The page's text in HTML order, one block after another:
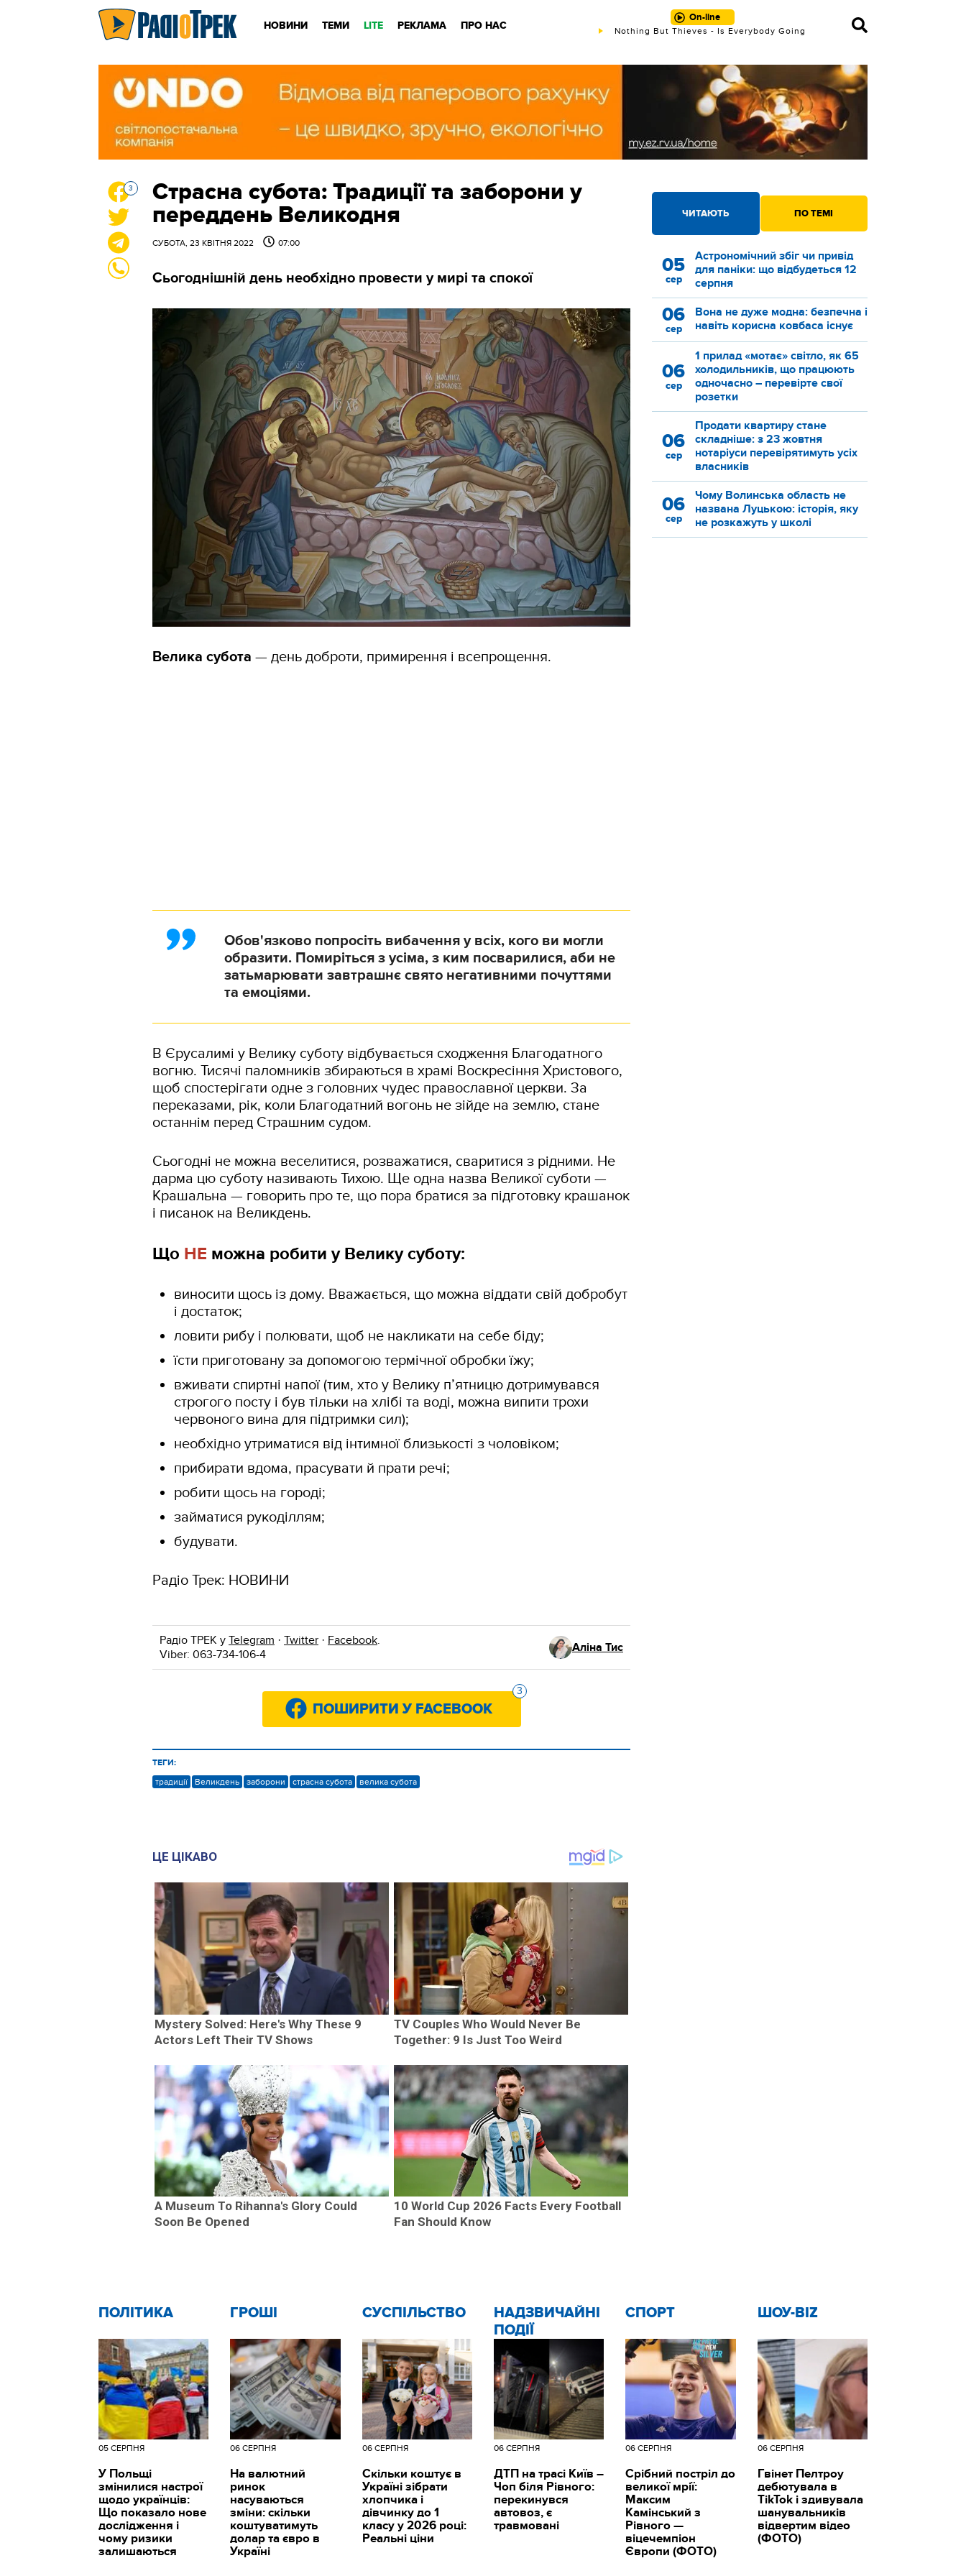
НОВИНИ ТЕМИ LITE РЕКЛАМА ПРО НАС
On-line
Nothing But Thieves - Is Everybody Going
3
Страсна субота: Традиції та заборони у
переддень Великодня
СУБОТА, 23 КВІТНЯ 2022 07:00
Сьогоднішній день необхідно провести у мирі та спокої
Велика субота — день доброти, примирення і всепрощення.
Обов'язково попросіть вибачення у всіх, кого ви могли
образити. Помиріться з усіма, з ким посварилися, аби не
затьмарювати завтрашнє свято негативними почуттями
та емоціями.
В Єрусалимі у Велику суботу відбувається сходження Благодатного
вогню. Тисячі паломників збираються в храмі Воскресіння Христового,
щоб спостерігати одне з головних чудес православної церкви. За
переказами, рік, коли Благодатний вогонь не зійде на землю, стане
останнім перед Страшним судом.
Сьогодні не можна веселитися, розважатися, сваритися з рідними. Не
дарма цю суботу називають Тихою. Ще одна назва Великої суботи —
Крашальна — говорить про те, що пора братися за підготовку крашанок
і писанок на Великдень.
Що НЕ можна робити у Велику суботу:
виносити щось із дому. Вважається, що можна віддати свій добробут
і достаток;
ловити рибу і полювати, щоб не накликати на себе біду;
їсти приготовану за допомогою термічної обробки їжу;
вживати спиртні напої (тим, хто у Велику п’ятницю дотримувався
строгого посту і був тільки на хлібі та воді, можна випити трохи
червоного вина для підтримки сил);
необхідно утриматися від інтимної близькості з чоловіком;
прибирати вдома, прасувати й прати речі;
робити щось на городі;
займатися рукоділлям;
будувати.
Радіо Трек: НОВИНИ
Радіо ТРЕК у Telegram · Twitter · Facebook.
Viber: 063-734-106-4
Аліна Тис
3
ПОШИРИТИ У FACEBOOK
ТЕГИ:
традиції Великдень заборони страсна субота велика субота
ЧИТАЮТЬ ПО ТЕМІ
05
сер
Астрономічний збіг чи привід
для паніки: що відбудеться 12
серпня
06
сер
Вона не дуже модна: безпечна і
навіть корисна ковбаса існує
06
сер
1 прилад «мотає» світло, як 65
холодильників, що працюють
одночасно – перевірте свої
розетки
06
сер
Продати квартиру стане
складніше: з 23 жовтня
нотаріуси перевірятимуть усіх
власників
06
сер
Чому Волинська область не
названа Луцькою: історія, яку
не розкажуть у школі
ЦЕ ЦІКАВО
Mystery Solved: Here's Why These 9
Actors Left Their TV Shows
TV Couples Who Would Never Be
Together: 9 Is Just Too Weird
A Museum To Rihanna's Glory Could
Soon Be Opened
10 World Cup 2026 Facts Every Football
Fan Should Know
ПОЛІТИКА
05 СЕРПНЯ
У Польщі
змінилися настрої
щодо українців:
Що показало нове
дослідження і
чому ризики
залишаються
ГРОШІ
06 СЕРПНЯ
На валютний
ринок
насуваються
зміни: скільки
коштуватимуть
долар та євро в
Україні
CУСПІЛЬСТВО
06 СЕРПНЯ
Скільки коштує в
Україні зібрати
хлопчика і
дівчинку до 1
класу у 2026 році:
Реальні ціни
НАДЗВИЧАЙНІ
ПОДІЇ
06 СЕРПНЯ
ДТП на трасі Київ –
Чоп біля Рівного:
перекинувся
автовоз, є
травмовані
СПОРТ
06 СЕРПНЯ
Срібний постріл до
великої мрії:
Максим
Камінський з
Рівного —
віцечемпіон
Європи (ФОТО)
ШОУ-BIZ
06 СЕРПНЯ
Гвінет Пелтроу
дебютувала в
TikTok і здивувала
шанувальників
відвертим відео
(ФОТО)